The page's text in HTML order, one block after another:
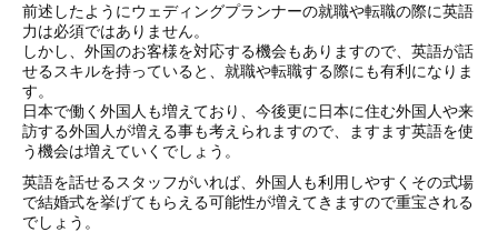
前述したようにウェディングプランナーの就職や転職の際に英語
力は必須ではありません。
しかし、外国のお客様を対応する機会もありますので、英語が話
せるスキルを持っていると、就職や転職する際にも有利になりま
す。
日本で働く外国人も増えており、今後更に日本に住む外国人や来
訪する外国人が増える事も考えられますので、ますます英語を使
う機会は増えていくでしょう。
英語を話せるスタッフがいれば、外国人も利用しやすくその式場
で結婚式を挙げてもらえる可能性が増えてきますので重宝される
でしょう。